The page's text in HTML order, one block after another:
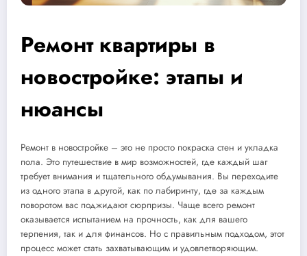
Ремонт квартиры в
новостройке: этапы и
нюансы
Ремонт в новостройке – это не просто покраска стен и укладка
пола. Это путешествие в мир возможностей, где каждый шаг
требует внимания и тщательного обдумывания. Вы переходите
из одного этапа в другой, как по лабиринту, где за каждым
поворотом вас поджидают сюрпризы. Чаще всего ремонт
оказывается испытанием на прочность, как для вашего
терпения, так и для финансов. Но с правильным подходом, этот
процесс может стать захватывающим и удовлетворяющим.